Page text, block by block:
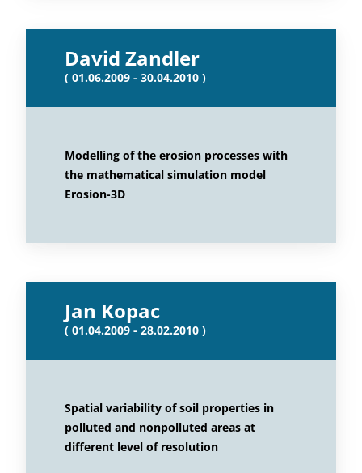
David Zandler
( 01.06.2009 - 30.04.2010 )
Modelling of the erosion processes with
the mathematical simulation model
Erosion-3D
Jan Kopac
( 01.04.2009 - 28.02.2010 )
Spatial variability of soil properties in
polluted and nonpolluted areas at
different level of resolution